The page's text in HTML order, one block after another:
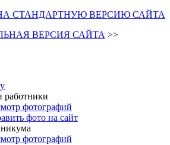
СТАНДАРТНУЮ ВЕРСИЮ САЙТА
ВЕРСИЯ САЙТА >>
работники
фотографий
фото на сайт
фотографий